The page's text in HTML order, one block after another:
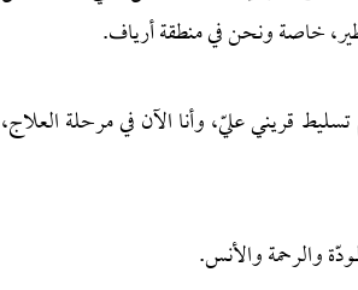
خاصة ونحن في منطقة أرياف.
قريني عليّ، وأنا الآن في مرحلة العلاج،
والرحمة والأنس.